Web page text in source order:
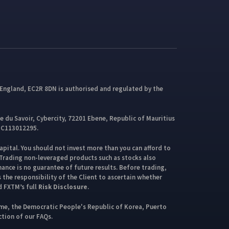
EC2R 8DN is authorised and regulated by the
Savoir, Cybercity, 72201 Ebene, Republic of Mauritius
You should not invest more than you can afford to
non-leveraged products such as stocks also
is no guarantee of future results. Before trading,
the responsibility of the Client to ascertain whether
full Risk Disclosure.
the Democratic People's Republic of Korea, Puerto
of our FAQs.